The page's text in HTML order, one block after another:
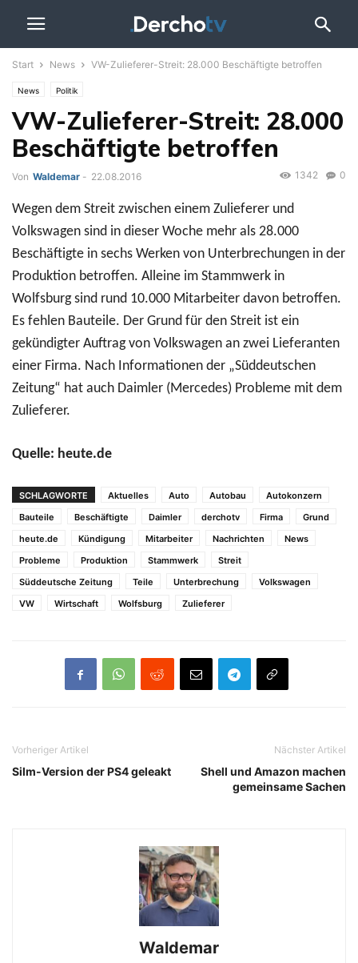
Start News VW-Zulieferer-Streit: 28.000 Beschäftigte betroffen
News Politik
VW-Zulieferer-Streit: 28.000
Beschäftigte betroffen
Von Waldemar - 22.08.2016 0
1342
Wegen dem Streit zwischen einem Zulieferer und
Volkswagen sind in dieser Woche mehr als 28.000
Beschäftigte in sechs Werken von Unterbrechungen in der
Produktion betroffen. Alleine im Stammwerk in
Wolfsburg sind rund 10.000 Mitarbeiter davon betroffen.
Es fehlen Bauteile. Der Grund für den Streit ist ein
gekündigter Auftrag von Volkswagen an zwei Lieferanten
einer Firma. Nach Informationen der „Süddeutschen
Zeitung“ hat auch Daimler (Mercedes) Probleme mit dem
Zulieferer.
Quelle: heute.de
SCHLAGWORTE Aktuelles Auto Autobau
Autokonzern
Bauteile
Beschäftigte Daimler derchotv Firma
Grund
heute.de
Kündigung Mitarbeiter Nachrichten
News
Probleme
Produktion Stammwerk
Streit
Süddeutsche Zeitung
Teile Unterbrechung
Volkswagen
VW
Wirtschaft Wolfsburg Zulieferer
Vorheriger Artikel
Silm-Version der PS4 geleakt
Nächster Artikel
Shell und Amazon machen
gemeinsame Sachen
Waldemar